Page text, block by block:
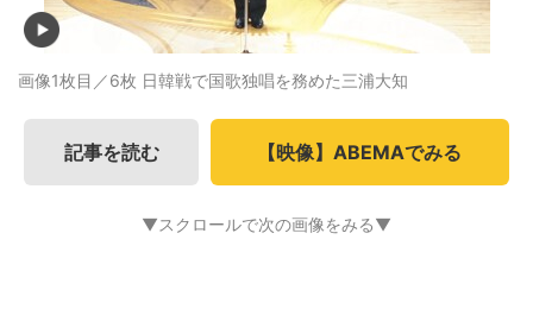
画像1枚目／6枚 日韓戦で国歌独唱を務めた三浦大知
記事を読む 【映像】ABEMAでみる
▼スクロールで次の画像をみる▼